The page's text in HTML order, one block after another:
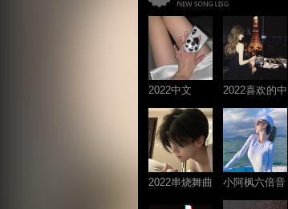
2022中文
ProgHouse歌
曲
2022喜欢的中
文DJ舞曲
2022串烧舞曲
小阿枫六倍音
质系列 车载